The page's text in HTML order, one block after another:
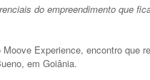
do empreendimento que
Experience, encontro que
em Goiânia.